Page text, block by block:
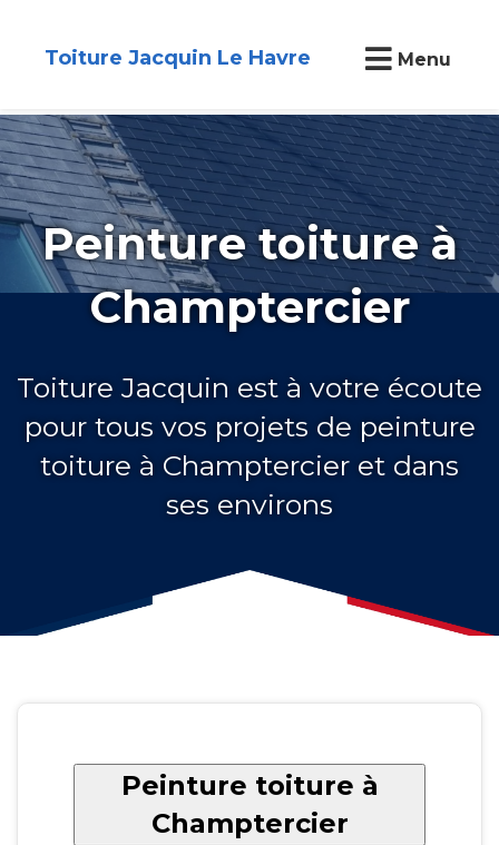
Toiture Jacquin Le Havre Menu
Peinture toiture à
Champtercier
Toiture Jacquin est à votre écoute
pour tous vos projets de peinture
toiture à Champtercier et dans
ses environs
Peinture toiture à
Champtercier